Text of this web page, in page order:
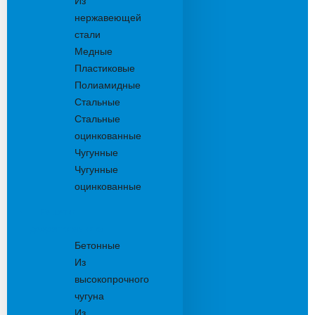
нержавеющей
стали
Медные
Пластиковые
Полиамидные
Стальные
Стальные
оцинкованные
Чугунные
Чугунные
оцинкованные
Бетонные
Из
высокопрочного
чугуна